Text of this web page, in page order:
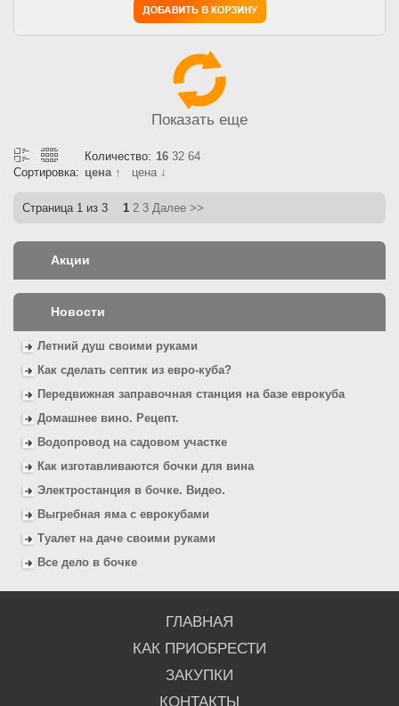
Показать еще
Количество: 16 32 64
Сортировка: цена ↑ цена ↓
Страница 1 из 3 1 2 3 Далее >>
Акции
Новости
Летний душ своими руками
Как сделать септик из евро-куба?
Передвижная заправочная станция на базе еврокуба
Домашнее вино. Рецепт.
Водопровод на садовом участке
Как изготавливаются бочки для вина
Электростанция в бочке. Видео.
Выгребная яма с еврокубами
Туалет на даче своими руками
Все дело в бочке
ГЛАВНАЯ
КАК ПРИОБРЕСТИ
ЗАКУПКИ
КОНТАКТЫ